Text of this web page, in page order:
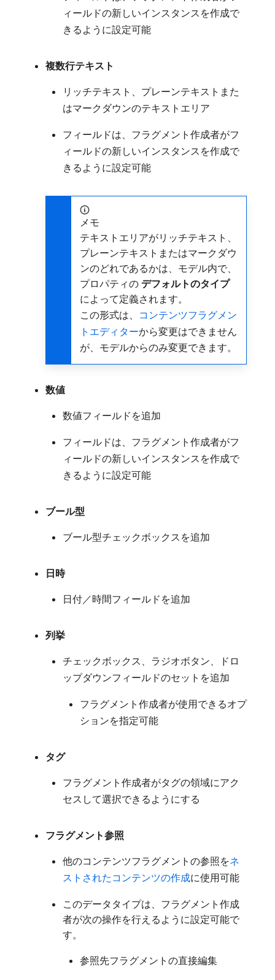
ィールドの新しいインスタンスを作成で
きるように設定可能
複数行テキスト
リッチテキスト、プレーンテキストまた
はマークダウンのテキストエリア
フィールドは、フラグメント作成者がフ
ィールドの新しいインスタンスを作成で
きるように設定可能
メモ
テキストエリアがリッチテキスト、
プレーンテキストまたはマークダウ
ンのどれであるかは、モデル内で、
プロパティの​ デフォルトのタイプ​
によって定義されます。
この形式は、 コンテンツフラグメン
トエディターから変更はできません
が、モデルからのみ変更できます。
数値
数値フィールドを追加
フィールドは、フラグメント作成者がフ
ィールドの新しいインスタンスを作成で
きるように設定可能
ブール型
ブール型チェックボックスを追加
日時
日付／時間フィールドを追加
列挙
チェックボックス、ラジオボタン、ドロ
ップダウンフィールドのセットを追加
フラグメント作成者が使用できるオプ
ションを指定可能
タグ
フラグメント作成者がタグの領域にアク
セスして選択できるようにする
フラグメント参照
他のコンテンツフラグメントの参照をネ
ストされたコンテンツの作成に使用可能
このデータタイプは、フラグメント作成
者が次の操作を行えるように設定可能で
す。
参照先フラグメントの直接編集